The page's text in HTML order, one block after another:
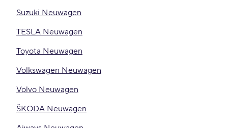
Suzuki Neuwagen
TESLA Neuwagen
Toyota Neuwagen
Volkswagen Neuwagen
Volvo Neuwagen
ŠKODA Neuwagen